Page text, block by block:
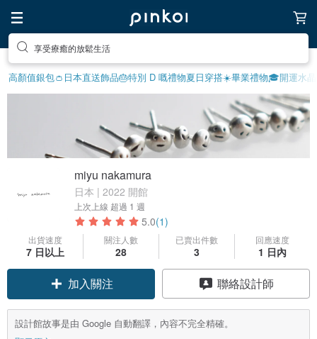
享受療癒的放鬆生活
高顏值銀包👛 日本直送飾品🎂特別 D 嘅禮物夏日穿搭☀️畢業禮物🎓開運水
miyu nakamura
日本 | 2022 開館
上次上線 超過 1 週
5.0(1)
出貨速度
7 日以上
關注人數
28
已賣出件數
3
回應速度
1 日內
加入關注 聯絡設計師
設計館故事是由 Google 自動翻譯，內容不完全精確。